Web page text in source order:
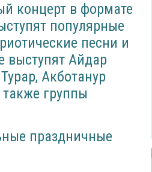
концерт в формате
популярные
песни и
выступят Айдар
Акботанур
группы
праздничные